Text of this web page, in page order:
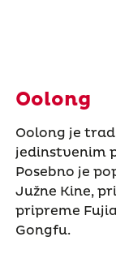
Oolong
Oolong je
jedinstvenim
Posebno je
Južne Kine,
pripreme
Gongfu.